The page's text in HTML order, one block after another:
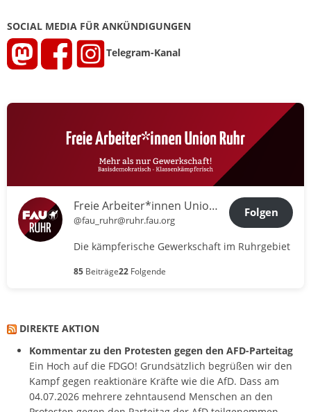
SOCIAL MEDIA FÜR ANKÜNDIGUNGEN
Telegram-Kanal
Freie Arbeiter*innen Union Ruhr
@fau_ruhr@ruhr.fau.org
Folgen
Die kämpferische Gewerkschaft im Ruhrgebiet
85 Beiträge22 Folgende
DIREKTE AKTION
Kommentar zu den Protesten gegen den AFD-Parteitag
Ein Hoch auf die FDGO! Grundsätzlich begrüßen wir den
Kampf gegen reaktionäre Kräfte wie die AfD. Dass am
04.07.2026 mehrere zehntausend Menschen an den